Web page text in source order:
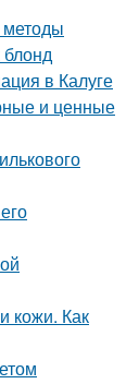
в Калуге
и ценные
кожи. Как